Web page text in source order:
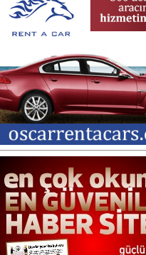
Ayşegül Garabli
SORU İŞARETLERİYLE DOLU BİR
GARİP DAVA… YA SUÇLU
DEĞİLSE???
Savaşların En Zoru İnsanın Kendi
Kendiyle Olanıdır
Hamit Caner
Ağlama Duvarı